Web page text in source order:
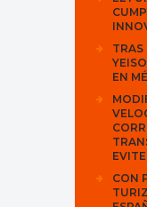
TRAS
EN
CON